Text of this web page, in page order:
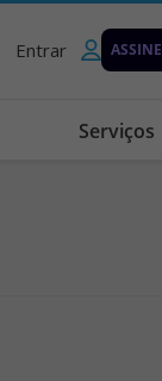
Entrar ASSINE
Serviços